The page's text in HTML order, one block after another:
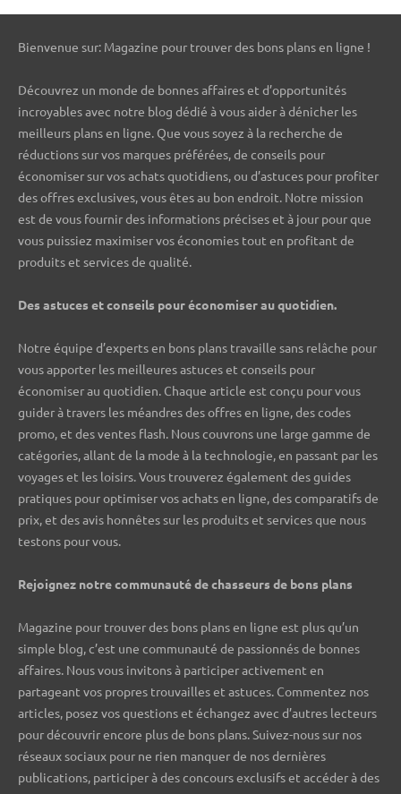
Bienvenue sur: Magazine pour trouver des bons plans en ligne !
Découvrez un monde de bonnes affaires et d’opportunités
incroyables avec notre blog dédié à vous aider à dénicher les
meilleurs plans en ligne. Que vous soyez à la recherche de
réductions sur vos marques préférées, de conseils pour
économiser sur vos achats quotidiens, ou d’astuces pour profiter
des offres exclusives, vous êtes au bon endroit. Notre mission
est de vous fournir des informations précises et à jour pour que
vous puissiez maximiser vos économies tout en profitant de
produits et services de qualité.
Des astuces et conseils pour économiser au quotidien.
Notre équipe d’experts en bons plans travaille sans relâche pour
vous apporter les meilleures astuces et conseils pour
économiser au quotidien. Chaque article est conçu pour vous
guider à travers les méandres des offres en ligne, des codes
promo, et des ventes flash. Nous couvrons une large gamme de
catégories, allant de la mode à la technologie, en passant par les
voyages et les loisirs. Vous trouverez également des guides
pratiques pour optimiser vos achats en ligne, des comparatifs de
prix, et des avis honnêtes sur les produits et services que nous
testons pour vous.
Rejoignez notre communauté de chasseurs de bons plans ️
Magazine pour trouver des bons plans en ligne est plus qu’un
simple blog, c’est une communauté de passionnés de bonnes
affaires. Nous vous invitons à participer activement en
partageant vos propres trouvailles et astuces. Commentez nos
articles, posez vos questions et échangez avec d’autres lecteurs
pour découvrir encore plus de bons plans. Suivez-nous sur nos
réseaux sociaux pour ne rien manquer de nos dernières
publications, participer à des concours exclusifs et accéder à des